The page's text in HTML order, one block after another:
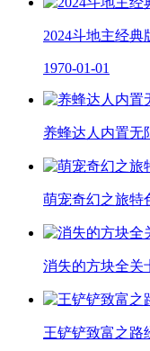
2024斗地主经典
1970-01-01
养蜂达人内置无
萌宠奇幻之旅特
消失的方块全关
王铲铲致富之路